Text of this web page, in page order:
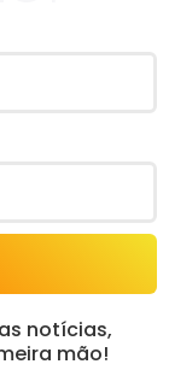
notícias,
mão!